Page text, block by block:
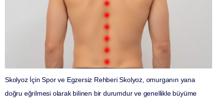
Skolyoz İçin Spor ve Egzersiz Rehberi Skolyoz, omurganın yana
doğru eğrilmesi olarak bilinen bir durumdur ve genellikle büyüme